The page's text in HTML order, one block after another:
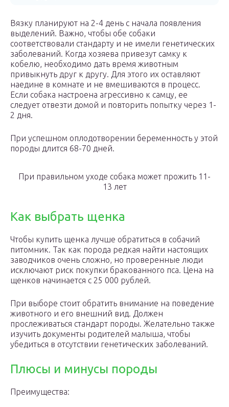
Вязку планируют на 2-4 день с начала появления
выделений. Важно, чтобы обе собаки
соответствовали стандарту и не имели генетических
заболеваний. Когда хозяева привезут самку к
кобелю, необходимо дать время животным
привыкнуть друг к другу. Для этого их оставляют
наедине в комнате и не вмешиваются в процесс.
Если собака настроена агрессивно к самцу, ее
следует отвезти домой и повторить попытку через 1-
2 дня.
При успешном оплодотворении беременность у этой
породы длится 68-70 дней.
При правильном уходе собака может прожить 11-
13 лет
Как выбрать щенка
Чтобы купить щенка лучше обратиться в собачий
питомник. Так как порода редкая найти настоящих
заводчиков очень сложно, но проверенные люди
исключают риск покупки бракованного пса. Цена на
щенков начинается с 25 000 рублей.
При выборе стоит обратить внимание на поведение
животного и его внешний вид. Должен
прослеживаться стандарт породы. Желательно также
изучить документы родителей малыша, чтобы
убедиться в отсутствии генетических заболеваний.
Плюсы и минусы породы
Преимущества: